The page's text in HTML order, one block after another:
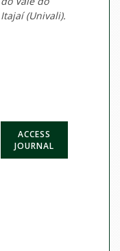
Itajaí (Univali).
ACCESS
JOURNAL